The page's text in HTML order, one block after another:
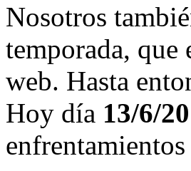
Nosotros
temporada, que
web. Hasta
Hoy día 13/6/